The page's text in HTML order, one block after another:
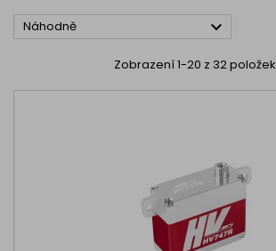
Náhodně 
Zobrazení 1-20 z 32 položek